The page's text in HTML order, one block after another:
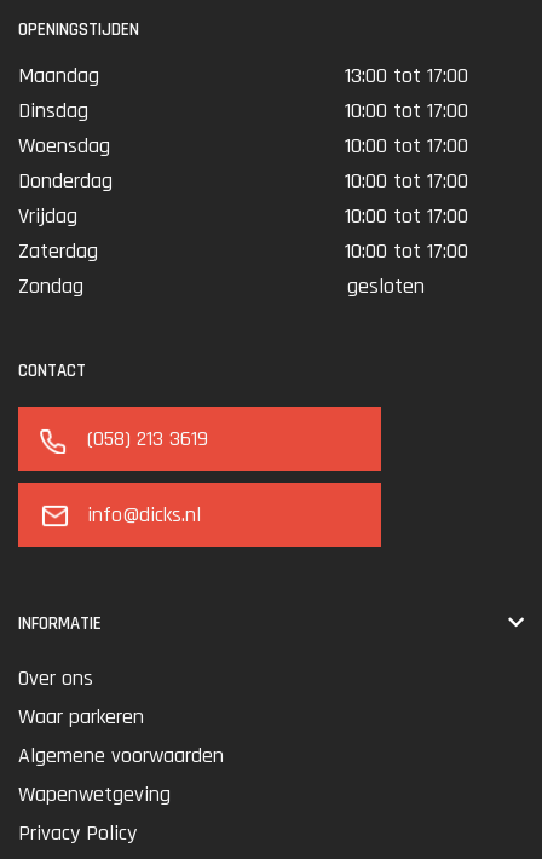
Ook aan de linkshandige schutters is gedacht!
De greep en kolf zijn volledig ambi en zelfs de zijspanhevel kan van
rechts naar link worden verplaatst.
OPENINGSTIJDEN
Maandag
13:00 tot 17:00
Dinsdag
10:00 tot 17:00
Woensdag
10:00 tot 17:00
Donderdag
10:00 tot 17:00
Vrijdag
10:00 tot 17:00
Zaterdag
10:00 tot 17:00
Zondag
gesloten
CONTACT
(058) 213 3619
info@dicks.nl
INFORMATIE
Over ons
Waar parkeren
Algemene voorwaarden
Wapenwetgeving
Privacy Policy